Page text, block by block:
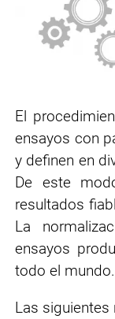
El
ensayos con
y definen en
De este
resultados
La
ensayos
todo el mundo.
Las